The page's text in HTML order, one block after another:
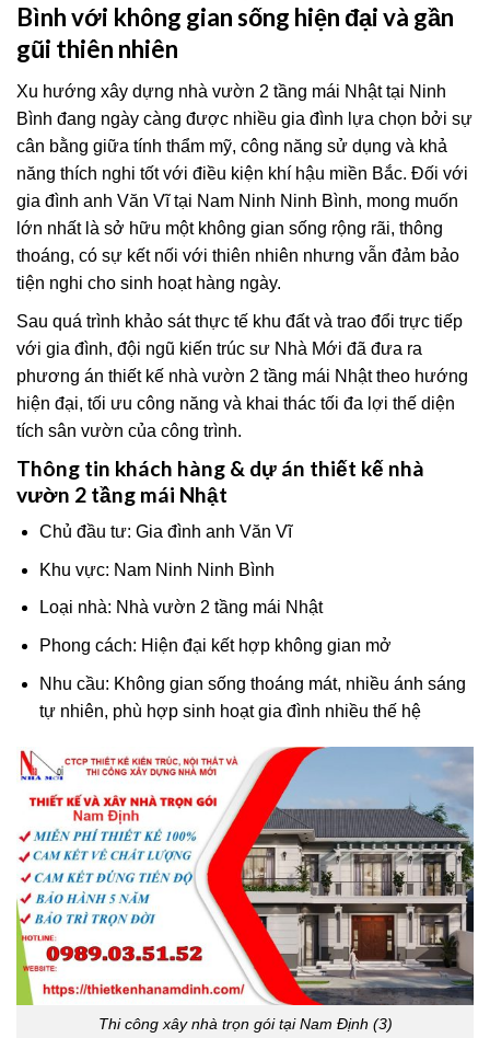
Bình với không gian sống hiện đại và gần
gũi thiên nhiên
Xu hướng xây dựng nhà vườn 2 tầng mái Nhật tại Ninh
Bình đang ngày càng được nhiều gia đình lựa chọn bởi sự
cân bằng giữa tính thẩm mỹ, công năng sử dụng và khả
năng thích nghi tốt với điều kiện khí hậu miền Bắc. Đối với
gia đình anh Văn Vĩ tại Nam Ninh Ninh Bình, mong muốn
lớn nhất là sở hữu một không gian sống rộng rãi, thông
thoáng, có sự kết nối với thiên nhiên nhưng vẫn đảm bảo
tiện nghi cho sinh hoạt hàng ngày.
Sau quá trình khảo sát thực tế khu đất và trao đổi trực tiếp
với gia đình, đội ngũ kiến trúc sư Nhà Mới đã đưa ra
phương án thiết kế nhà vườn 2 tầng mái Nhật theo hướng
hiện đại, tối ưu công năng và khai thác tối đa lợi thế diện
tích sân vườn của công trình.
Thông tin khách hàng & dự án thiết kế nhà
vườn 2 tầng mái Nhật
Chủ đầu tư: Gia đình anh Văn Vĩ
Khu vực: Nam Ninh Ninh Bình
Loại nhà: Nhà vườn 2 tầng mái Nhật
Phong cách: Hiện đại kết hợp không gian mở
Nhu cầu: Không gian sống thoáng mát, nhiều ánh sáng
tự nhiên, phù hợp sinh hoạt gia đình nhiều thế hệ
Thi công xây nhà trọn gói tại Nam Định (3)